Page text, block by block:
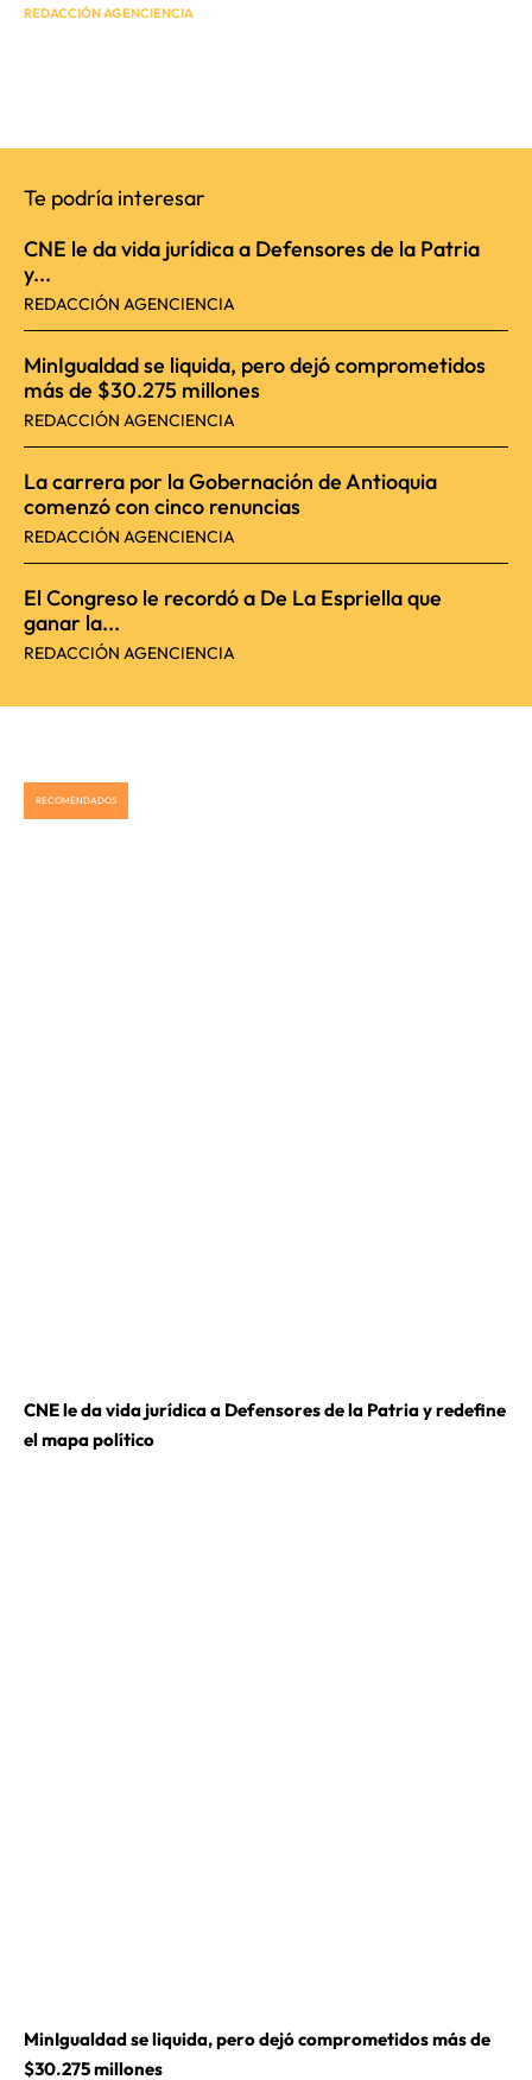
REDACCIÓN AGENCIENCIA
Te podría interesar
CNE le da vida jurídica a Defensores de la Patria
y...
REDACCIÓN AGENCIENCIA
MinIgualdad se liquida, pero dejó comprometidos
más de $30.275 millones
REDACCIÓN AGENCIENCIA
La carrera por la Gobernación de Antioquia
comenzó con cinco renuncias
REDACCIÓN AGENCIENCIA
El Congreso le recordó a De La Espriella que
ganar la...
REDACCIÓN AGENCIENCIA
RECOMENDADOS
CNE le da vida jurídica a Defensores de la Patria y redefine
el mapa político
MinIgualdad se liquida, pero dejó comprometidos más de
$30.275 millones